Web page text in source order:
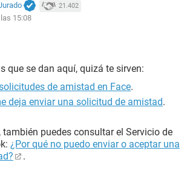
21.402
15:08
que se dan aquí, quizá te sirven:
de amistad en Face.
deja enviar una solicitud de amistad.
también puedes consultar el Servicio de
¿Por qué no puedo enviar o aceptar una
.